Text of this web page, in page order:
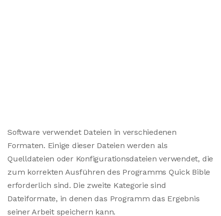
Software verwendet Dateien in verschiedenen
Formaten. Einige dieser Dateien werden als
Quelldateien oder Konfigurationsdateien verwendet, die
zum korrekten Ausführen des Programms Quick Bible
erforderlich sind. Die zweite Kategorie sind
Dateiformate, in denen das Programm das Ergebnis
seiner Arbeit speichern kann.